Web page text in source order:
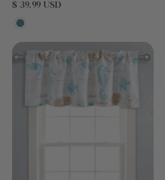
$ 39.99 USD